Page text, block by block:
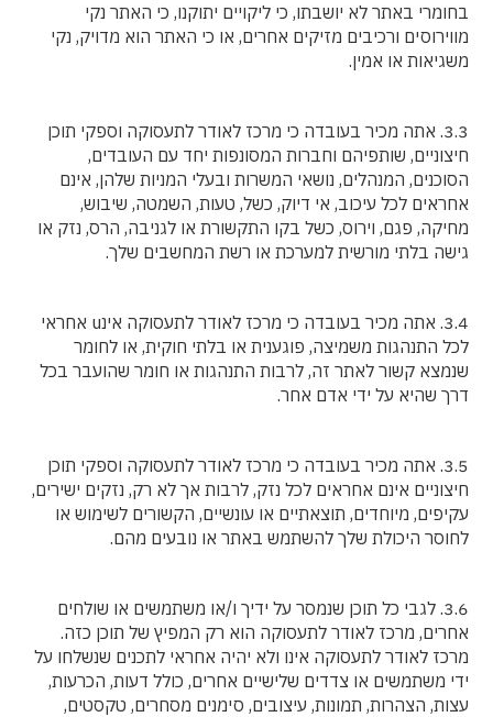
בחומרי באתר לא יושבתו, כי ליקויים יתוקנו, כי האתר נקי
מווירוסים ורכיבים מזיקים אחרים, או כי האתר הוא מדויק, נקי
משגיאות או אמין.
3.3. אתה מכיר בעובדה כי מרכז לאודר לתעסוקה וספקי תוכן
חיצוניים, שותפיהם וחברות המסונפות יחד עם העובדים,
הסוכנים, המנהלים, נושאי המשרות ובעלי המניות שלהן, אינם
אחראים לכל עיכוב, אי דיוק, כשל, טעות, השמטה, שיבוש,
מחיקה, פגם, וירוס, כשל בקו התקשורת או לגניבה, הרס, נזק או
גישה בלתי מורשית למערכת או רשת המחשבים שלך.
3.4. אתה מכיר בעובדה כי מרכז לאודר לתעסוקה אינu אחראי
לכל התנהגות משמיצה, פוגענית או בלתי חוקית, או לחומר
שנמצא קשור לאתר זה, לרבות התנהגות או חומר שהועבר בכל
דרך שהיא על ידי אדם אחר.
3.5. אתה מכיר בעובדה כי מרכז לאודר לתעסוקה וספקי תוכן
חיצוניים אינם אחראים לכל נזק, לרבות אך לא רק, נזקים ישירים,
עקיפים, מיוחדים, תוצאתיים או עונשיים, הקשורים לשימוש או
לחוסר היכולת שלך להשתמש באתר או נובעים מהם.
3.6. לגבי כל תוכן שנמסר על ידיך ו/או משתמשים או שולחים
אחרים, מרכז לאודר לתעסוקה הוא רק המפיץ של תוכן כזה.
מרכז לאודר לתעסוקה אינו ולא יהיה אחראי לתכנים שנשלחו על
ידי משתמשים או צדדים שלישיים אחרים, כולל דעות, הכרעות,
עצות, הצהרות, תמונות, עיצובים, סימנים מסחרים, טקסטים,